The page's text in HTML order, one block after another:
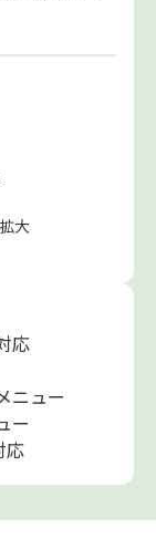
大
応
ニュー
ー
応